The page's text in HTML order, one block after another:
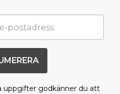
uppgifter godkänner du att